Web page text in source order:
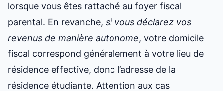
lorsque vous êtes rattaché au foyer fiscal
parental. En revanche, si vous déclarez vos
revenus de manière autonome, votre domicile
fiscal correspond généralement à votre lieu de
résidence effective, donc l’adresse de la
résidence étudiante. Attention aux cas